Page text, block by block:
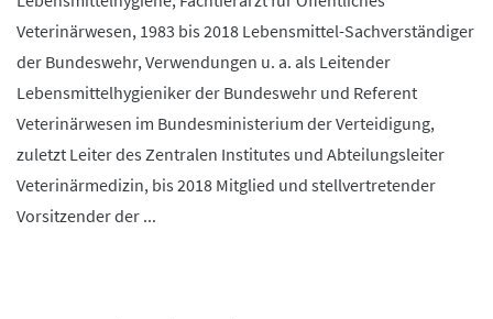
Veterinärwesen, 1983 bis 2018 Lebensmittel-Sachverständiger
der Bundeswehr, Verwendungen u. a. als Leitender
Lebensmittelhygieniker der Bundeswehr und Referent
Veterinärwesen im Bundesministerium der Verteidigung,
zuletzt Leiter des Zentralen Institutes und Abteilungsleiter
Veterinärmedizin, bis 2018 Mitglied und stellvertretender
Vorsitzender der ...